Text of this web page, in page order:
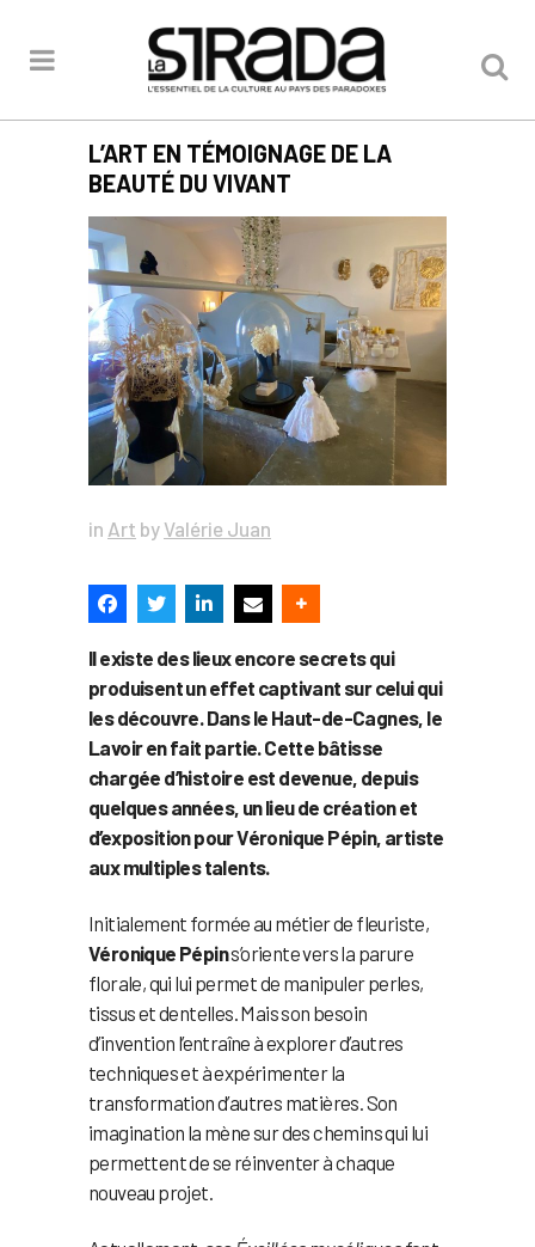
L’ART EN TÉMOIGNAGE DE LA
BEAUTÉ DU VIVANT
in Art by Valérie Juan
Il existe des lieux encore secrets qui
produisent un effet captivant sur celui qui
les découvre. Dans le Haut-de-Cagnes, le
Lavoir en fait partie. Cette bâtisse
chargée d’histoire est devenue, depuis
quelques années, un lieu de création et
d’exposition pour Véronique Pépin, artiste
aux multiples talents.
Initialement formée au métier de fleuriste,
Véronique Pépins’oriente vers la parure
florale, qui lui permet de manipuler perles,
tissus et dentelles. Mais son besoin
d’invention l’entraîne à explorer d’autres
techniques et à expérimenter la
transformation d’autres matières. Son
imagination la mène sur des chemins qui lui
permettent de se réinventer à chaque
nouveau projet.